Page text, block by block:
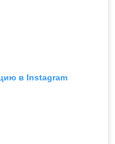
в Instagram